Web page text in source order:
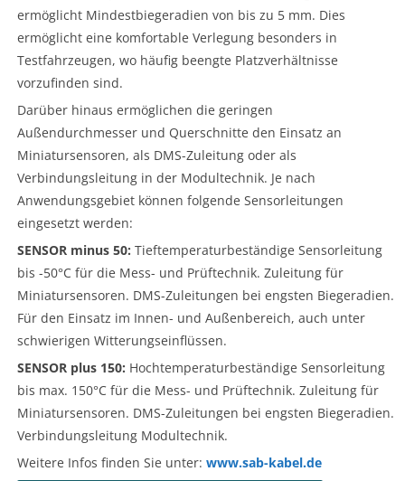
ermöglicht Mindestbiegeradien von bis zu 5 mm. Dies
ermöglicht eine komfortable Verlegung besonders in
Testfahrzeugen, wo häufig beengte Platzverhältnisse
vorzufinden sind.
Darüber hinaus ermöglichen die geringen
Außendurchmesser und Querschnitte den Einsatz an
Miniatursensoren, als DMS-Zuleitung oder als
Verbindungsleitung in der Modultechnik. Je nach
Anwendungsgebiet können folgende Sensorleitungen
eingesetzt werden:
SENSOR minus 50: Tieftemperaturbeständige Sensorleitung
bis -50°C für die Mess- und Prüftechnik. Zuleitung für
Miniatursensoren. DMS-Zuleitungen bei engsten Biegeradien.
Für den Einsatz im Innen- und Außenbereich, auch unter
schwierigen Witterungseinflüssen.
SENSOR plus 150: Hochtemperaturbeständige Sensorleitung
bis max. 150°C für die Mess- und Prüftechnik. Zuleitung für
Miniatursensoren. DMS-Zuleitungen bei engsten Biegeradien.
Verbindungsleitung Modultechnik.
Weitere Infos finden Sie unter: www.sab-kabel.de